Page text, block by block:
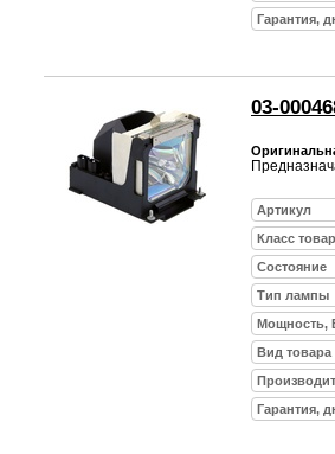
Гарантия,
03-
Артикул
Класс
Состояние
Тип лампы
Мощность,
Вид товара
Гарантия,